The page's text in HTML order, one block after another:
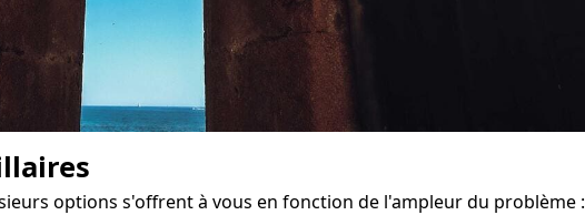
options s'offrent à vous en fonction de l'ampleur du problème :